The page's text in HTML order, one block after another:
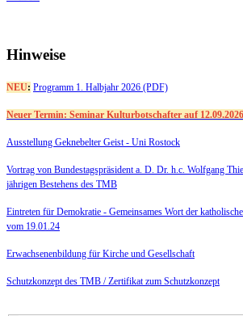
Hinweise
NEU: Programm 1. Halbjahr 2026 (PDF)
Neuer Termin: Seminar Kulturbotschafter auf
Ausstellung Geknebelter Geist - Uni Rostock
Vortrag von Bundestagspräsident a. D. Dr. h.c. Wolfgang
jährigen Bestehens des TMB
Eintreten für Demokratie - Gemeinsames Wort der
vom 19.01.24
Erwachsenenbildung für Kirche und Gesellschaft
Schutzkonzept des TMB / Zertifikat zum Schutzkonzept